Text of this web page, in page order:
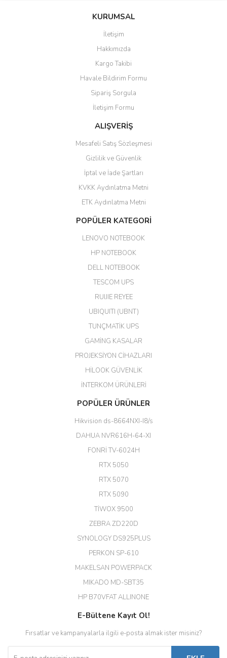
Bu ürüne ilk yorumu siz yapın!
güzel paketlenmiş ama yanında
ile 24 izlenmektedir diye küçük
bir tabela olsa daha hoş
hızlı güvenli bir alışveriş oldu
Yalçın Kaya | 20/06/2026
ahmet yiğit | 29/04/2026
Aldığım ürün kapalı kutu teslim
edildi. Teşekkür ederim.
GÜRKAN KETHÜDAOĞLU |
Her şey için teşekkür ederim çok
Erdal Cingöz | 07/02/2026
Başarılı. Bu vasıfta bir ürünü bu
kadar uygun fiyata bulabilmek
büyük şans. Güvenliticaret
(HIKVISION DS-3E0326P-E/M(B)
EROL ÇAKMAK | 26/12/2025
Diğer yorumları göster
KURUMSAL
İletişim
Hakkımızda
Kargo Takibi
Havale Bildirim Formu
Sipariş Sorgula
İletişim Formu
ALIŞVERİŞ
Mesafeli Satış Sözleşmesi
Gizlilik ve Güvenlik
İptal ve İade Şartları
KVKK Aydınlatma Metni
ETK Aydınlatma Metni
POPÜLER KATEGORİ
LENOVO NOTEBOOK
HP NOTEBOOK
DELL NOTEBOOK
TESCOM UPS
RUIJIE REYEE
UBIQUITI (UBNT)
TUNÇMATİK UPS
GAMİNG KASALAR
PROJEKSİYON CİHAZLARI
HİLOOK GÜVENLİK
İNTERKOM ÜRÜNLERİ
POPÜLER ÜRÜNLER
Hikvision ds-8664NXI-I8/s
DAHUA NVR616H-64-XI
FONRİ TV-6024H
RTX 5050
RTX 5070
RTX 5090
TİWOX 9500
ZEBRA ZD220D
SYNOLOGY DS925PLUS
PERKON SP-610
MAKELSAN POWERPACK
MIKADO MD-SBT35
HP B70VFAT ALLINONE
E-Bültene Kayıt Ol!
Fırsatlar ve kampanyalarla ilgili e-posta almak ister misiniz?